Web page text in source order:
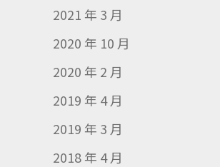
2021 年 3 月
2020 年 10 月
2020 年 2 月
2019 年 4 月
2019 年 3 月
2018 年 4 月